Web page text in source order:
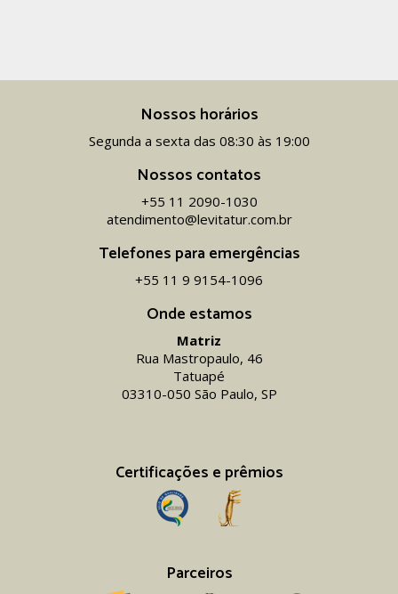
Onde estamos
Matriz
Rua Mastropaulo, 46
Tatuapé
03310-050 São Paulo, SP
Certificações e prêmios
Parceiros
Nossos horários
Segunda a sexta das 08:30 às 19:00
Nossos contatos
+55 11 2090-1030
atendimento@levitatur.com.br
Telefones para emergências
+55 11 9 9154-1096‬